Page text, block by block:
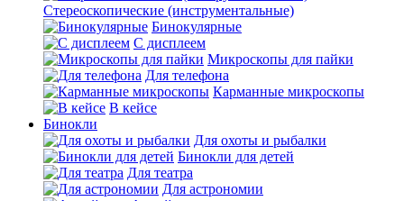
Стереоскопические (инструментальные)
Бинокулярные
С дисплеем
Микроскопы для пайки
Для телефона
Карманные микроскопы
В кейсе
Бинокли
Для охоты и рыбалки
Бинокли для детей
Для театра
Для астрономии